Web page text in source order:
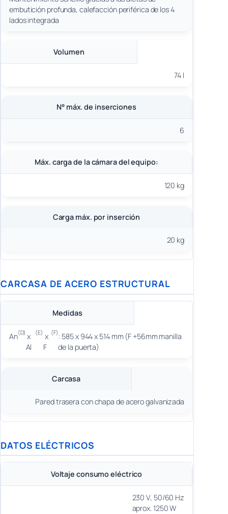
embutición profunda, calefacción periférica de los 4
lados integrada
Volumen
74 l
N° máx. de inserciones
6
Máx. carga de la cámara del equipo:
120 kg
Carga máx. por inserción
20 kg
CARCASA DE ACERO ESTRUCTURAL
Medidas
An(D) x
Al
(E) x
F
(F): 585 x 944 x 514 mm (F +56mm manilla
de la puerta)
Carcasa
Pared trasera con chapa de acero galvanizada
DATOS ELÉCTRICOS
Voltaje consumo eléctrico
230 V, 50/60 Hz
aprox. 1250 W